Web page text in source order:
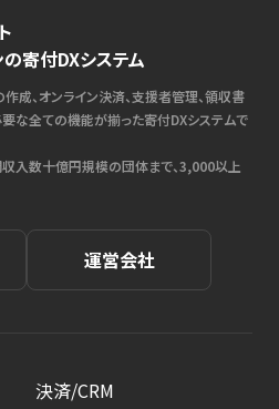
寄付DXシステム
成、オンライン決済、支援者管理、領収書
要な全ての機能が揃った寄付DXシステムで
入数十億円規模の団体まで、3,000以上
運営会社
決済/CRM